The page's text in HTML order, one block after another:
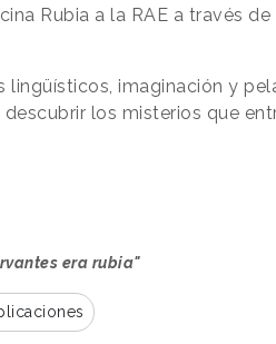
Rubia a la RAE a través de
lingüísticos, imaginación y
los misterios que
era rubia"